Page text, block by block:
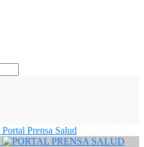
Portal Prensa Salud